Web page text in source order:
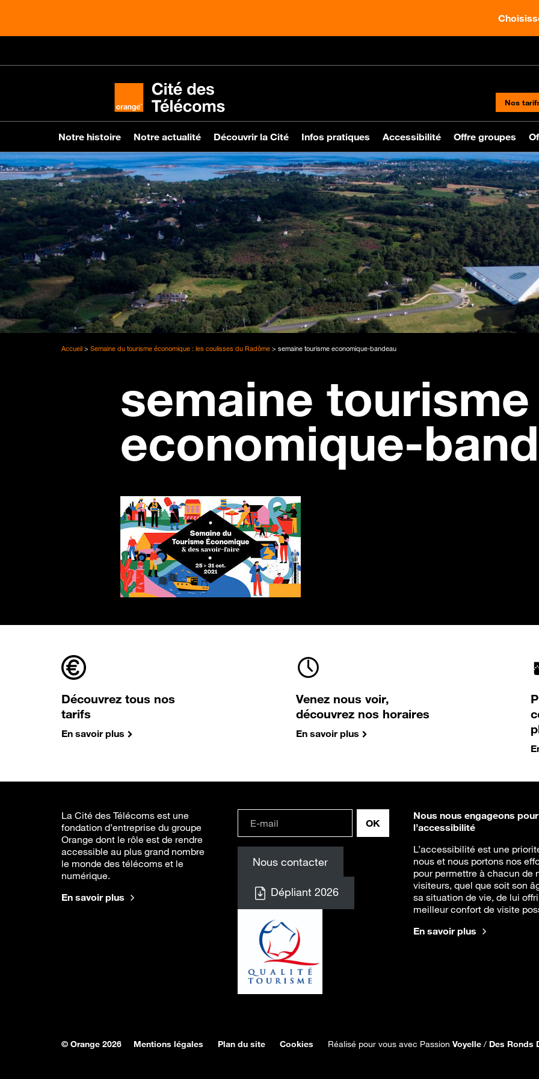
Nos
Notre histoire Notre actualité Découvrir la Cité Infos pratiques Accessibilité Offre groupes
Accueil > Semaine du tourisme économique : les coulisses du Radôme > semaine tourisme economique-bandeau
semaine tourisme
economique-
Découvrez tous nos
tarifs
En savoir plus
Venez nous voir,
découvrez nos horaires
En savoir plus
La Cité des Télécoms est une
fondation d’entreprise du groupe
Orange dont le rôle est de rendre
accessible au plus grand nombre
le monde des télécoms et le
numérique.
En savoir plus
Nous contacter
Dépliant 2026
Nous nous engageons pour
l’accessibilité
L’accessibilité est une
nous et nous portons nos
pour permettre à chacun de
visiteurs, quel que soit son
sa situation de vie, de lui
meilleur confort de visite
En savoir plus
© Orange 2026 Mentions légales Plan du site Cookies Réalisé pour vous avec Passion Voyelle / Des Ronds